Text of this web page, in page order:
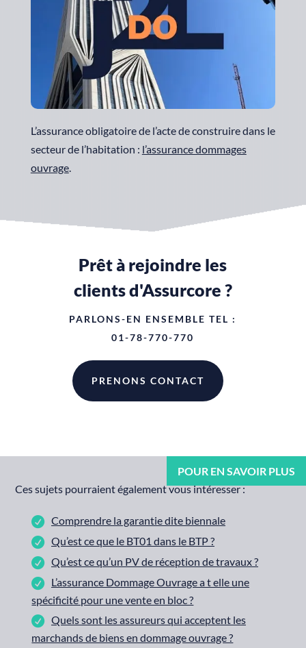
L’assurance obligatoire de l’acte de construire dans le
secteur de l’habitation : l’assurance dommages
ouvrage.
Prêt à rejoindre les
clients d'Assurcore ?
PARLONS-EN ENSEMBLE TEL :
01-78-770-770
PRENONS CONTACT
Ces sujets pourraient également vous intéresser :
Comprendre la garantie dite biennale
Qu’est ce que le BT01 dans le BTP ?
Qu’est ce qu’un PV de réception de travaux ?
L’assurance Dommage Ouvrage a t elle une
spécificité pour une vente en bloc ?
Quels sont les assureurs qui acceptent les
marchands de biens en dommage ouvrage ?